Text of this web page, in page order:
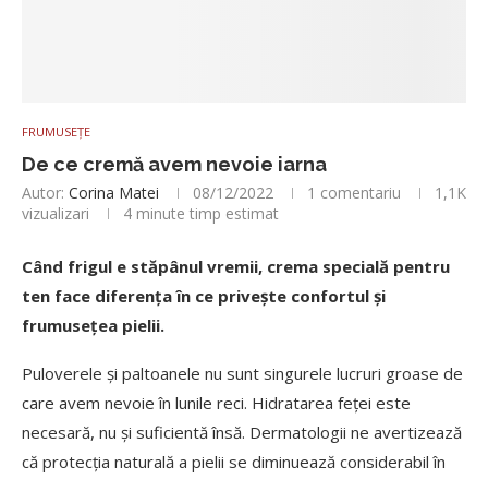
FRUMUSEȚE
De ce cremă avem nevoie iarna
Autor: Corina Matei 08/12/2022 1 comentariu
1,1K
vizualizari
4 minute timp estimat
Când frigul e stăpânul vremii, crema specială pentru
ten face diferența în ce privește confortul și
frumusețea pielii.
Puloverele și paltoanele nu sunt singurele lucruri groase de
care avem nevoie în lunile reci. Hidratarea feței este
necesară, nu și suficientă însă. Dermatologii ne avertizează
că protecția naturală a pielii se diminuează considerabil în